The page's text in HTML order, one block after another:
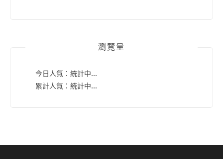
瀏覽量
今日人氣： 統計中...
累計人氣： 統計中...